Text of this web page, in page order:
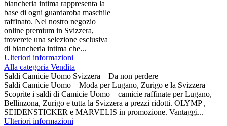
biancheria intima rappresenta la
base di ogni guardaroba maschile
raffinato. Nel nostro negozio
online premium in Svizzera,
troverete una selezione esclusiva
di biancheria intima che...
Ulteriori informazioni
Alla categoria Vendita
Saldi Camicie Uomo Svizzera – Da non perdere
Saldi Camicie Uomo – Moda per Lugano, Zurigo e la Svizzera
Scoprite i saldi di Camicie Uomo – camicie raffinate per Lugano,
Bellinzona, Zurigo e tutta la Svizzera a prezzi ridotti. OLYMP ,
SEIDENSTICKER e MARVELIS in promozione. Vantaggi...
Ulteriori informazioni